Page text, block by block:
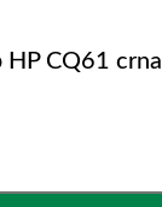
HP CQ61 crna